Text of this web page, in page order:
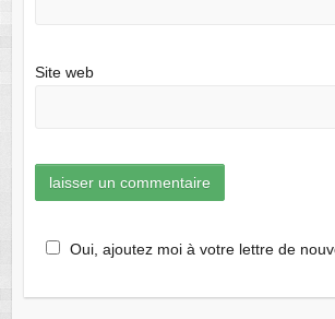
Site web
Oui, ajoutez moi à votre lettre de